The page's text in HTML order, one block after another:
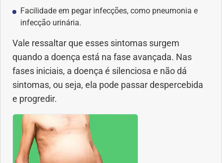
Picada de Cobra
Problemas Cardíacos
Problemas de circulação
Problemas Hormonais
Problemas Neurológicos
Saúde da criança e adolescente
Facilidade em pegar infecções, como pneumonia e
infecção urinária.
Vale ressaltar que esses sintomas surgem
quando a doença está na fase avançada. Nas
fases iniciais, a doença é silenciosa e não dá
sintomas, ou seja, ela pode passar despercebida
e progredir.